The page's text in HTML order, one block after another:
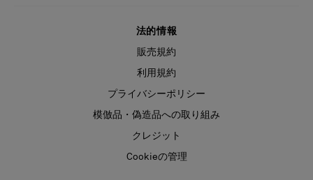
法的情報
販売規約
利用規約
プライバシーポリシー
模倣品・偽造品への取り組み
クレジット
Cookieの管理